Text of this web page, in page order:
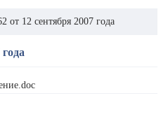
от 12 сентября 2007 года